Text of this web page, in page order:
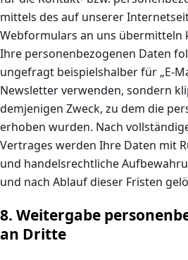
mittels des auf unserer
Webformulars an uns übermitteln
Ihre personenbezogenen Daten
ungefragt beispielshalber für „E-
Newsletter verwenden, sondern
demjenigen Zweck, zu dem die
erhoben wurden. Nach
Vertrages werden Ihre Daten mit
und handelsrechtliche
und nach Ablauf dieser Fristen
8. Weitergabe
an Dritte